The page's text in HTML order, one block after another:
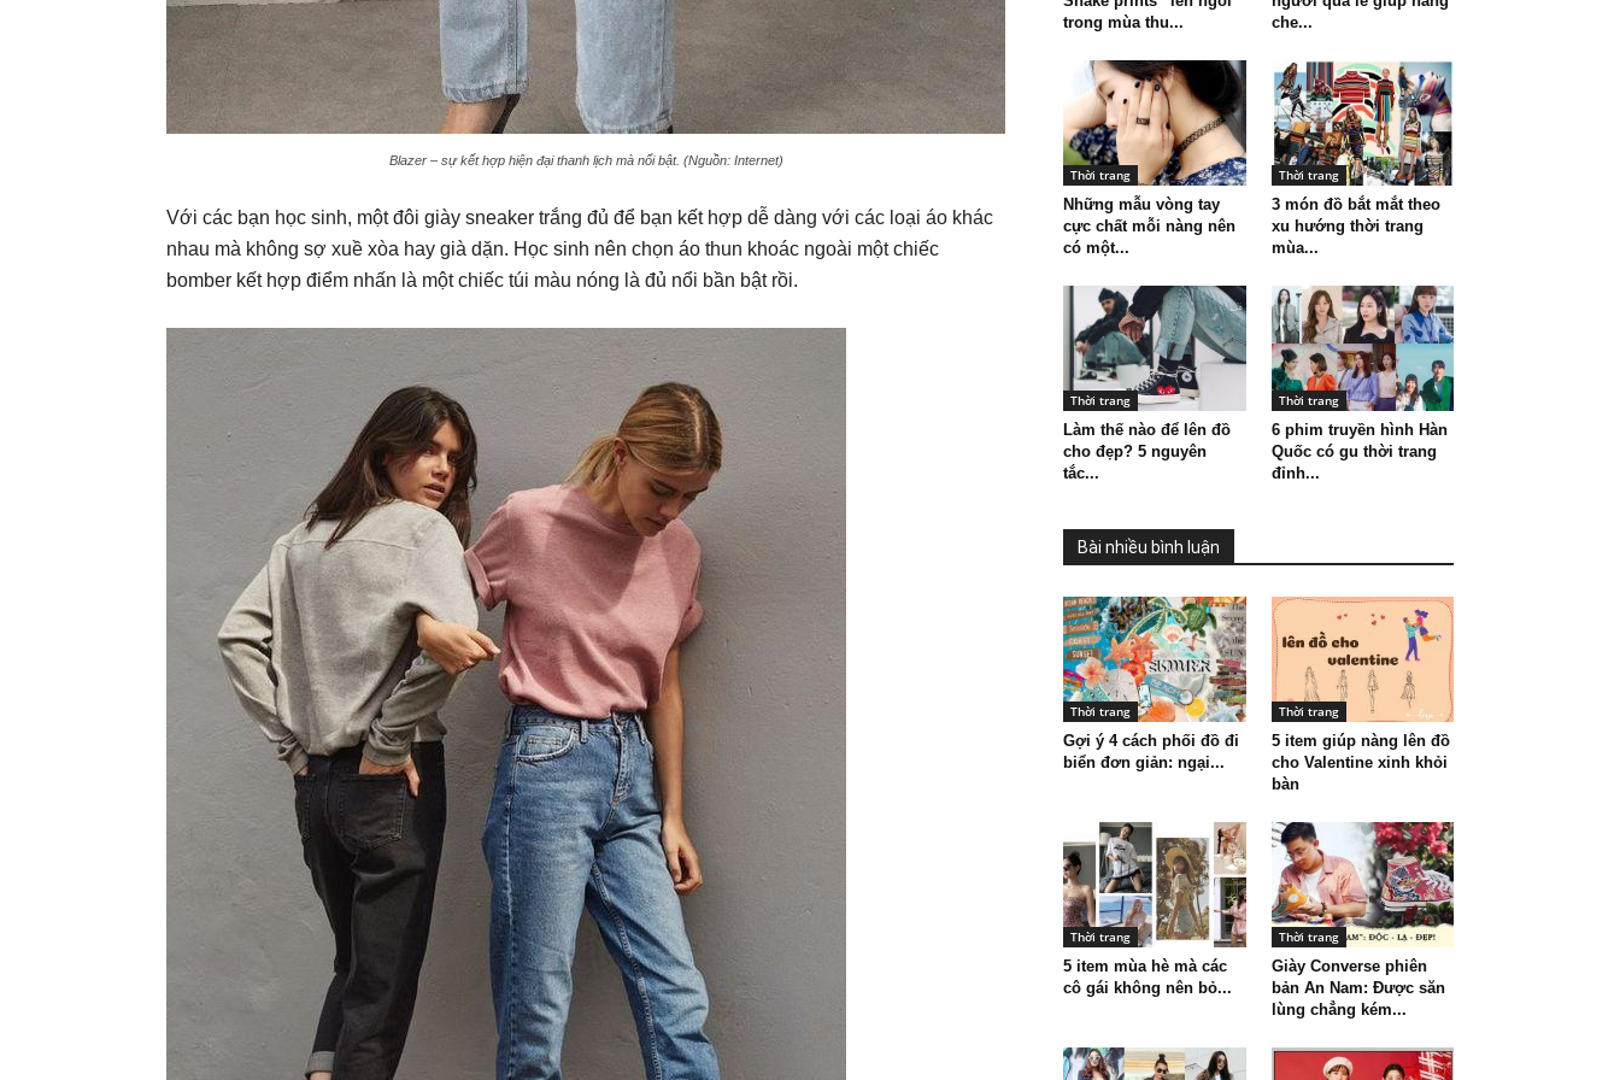
Blazer – sự kết hợp hiện đại thanh lịch mà nổi bật. (Nguồn: Internet)
Với các bạn học sinh, một đôi giày sneaker trắng đủ để bạn kết hợp dễ dàng với các loại áo khác
nhau mà không sợ xuề xòa hay già dặn. Học sinh nên chọn áo thun khoác ngoài một chiếc
bomber kết hợp điểm nhấn là một chiếc túi màu nóng là đủ nổi bần bật rồi.
trong mùa thu...
che...
Thời trang
Những mẫu vòng tay
cực chất mỗi nàng nên
có một...
Thời trang
3 món đồ bắt mắt theo
xu hướng thời trang
mùa...
Thời trang
Làm thế nào để lên đồ
cho đẹp? 5 nguyên
tắc...
Thời trang
6 phim truyền hình Hàn
Quốc có gu thời trang
đỉnh...
Bài nhiều bình luận
Thời trang
Gợi ý 4 cách phối đồ đi
biển đơn giản: ngại...
Thời trang
5 item giúp nàng lên đồ
cho Valentine xinh khỏi
bàn
Thời trang
5 item mùa hè mà các
cô gái không nên bỏ...
Thời trang
Giày Converse phiên
bản An Nam: Được săn
lùng chẳng kém...